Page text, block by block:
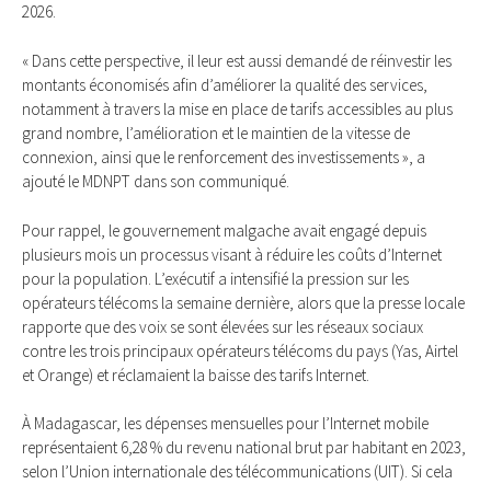
2026.
« Dans cette perspective, il leur est aussi demandé de réinvestir les
montants économisés afin d’améliorer la qualité des services,
notamment à travers la mise en place de tarifs accessibles au plus
grand nombre, l’amélioration et le maintien de la vitesse de
connexion, ainsi que le renforcement des investissements », a
ajouté le MDNPT dans son communiqué.
Pour rappel, le gouvernement malgache avait engagé depuis
plusieurs mois un processus visant à réduire les coûts d’Internet
pour la population. L’exécutif a intensifié la pression sur les
opérateurs télécoms la semaine dernière, alors que la presse locale
rapporte que des voix se sont élevées sur les réseaux sociaux
contre les trois principaux opérateurs télécoms du pays (Yas, Airtel
et Orange) et réclamaient la baisse des tarifs Internet.
À Madagascar, les dépenses mensuelles pour l’Internet mobile
représentaient 6,28 % du revenu national brut par habitant en 2023,
selon l’Union internationale des télécommunications (UIT). Si cela